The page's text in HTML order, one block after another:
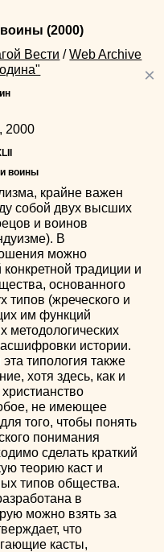
×
воины (2000)
Вести / Web Archive
2000
воины
крайне важен
собой двух высших
и воинов
В
можно
традиции и
основанного
типов (жреческого и
им функций
методологических
истории.
типология также
хотя здесь, как и
не имеющее
того, чтобы понять
понимания
сделать краткий
теорию каст и
типов общества.
в
можно взять за
что
касты,